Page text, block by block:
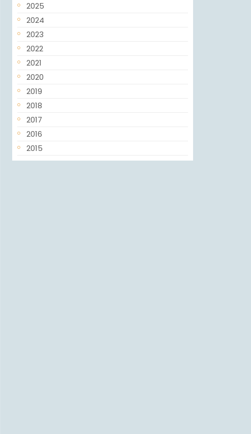
2025
2024
2023
2022
2021
2020
2019
2018
2017
2016
2015